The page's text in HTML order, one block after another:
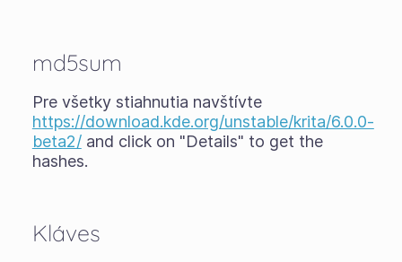
md5sum
Pre všetky stiahnutia navštívte
https://download.kde.org/unstable/krita/6.0.0-
beta2/and click on "Details" to get the
hashes.
Kláves